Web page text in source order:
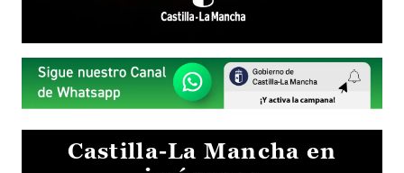
Castilla-La Mancha en